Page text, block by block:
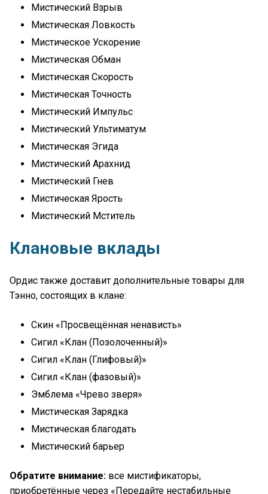
Мистический Взрыв
Мистическая Ловкость
Мистическое Ускорение
Мистическая Обман
Мистическая Скорость
Мистическая Точность
Мистический Импульс
Мистический Ультиматум
Мистическая Эгида
Мистический Арахнид
Мистический Гнев
Мистическая Ярость
Мистический Мститель
Клановые вклады
Ордис также доставит дополнительные товары для
Тэнно, состоящих в клане:
Скин «Просвещённая ненависть»
Сигил «Клан (Позолоченный)»
Сигил «Клан (Глифовый)»
Сигил «Клан (фазовый)»
Эмблема «Чрево зверя»
Мистическая Зарядка
Мистическая благодать
Мистический барьер
Обратите внимание: все мистификаторы,
приобретённые через «Передайте нестабильные